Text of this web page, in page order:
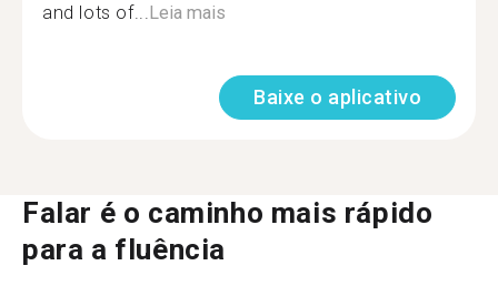
and lots of... Leia mais
Baixe o aplicativo
Falar é o caminho mais rápido
para a fluência